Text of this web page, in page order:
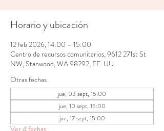
Horario y ubicación
12 feb 2026, 14:00 – 15:00
Centro de recursos comunitarios, 9612 271st St
NW, Stanwood, WA 98292, EE. UU.
Otras fechas
jue, 03 sept, 15:00
jue, 10 sept, 15:00
jue, 17 sept, 15:00
Ver 4 fechas